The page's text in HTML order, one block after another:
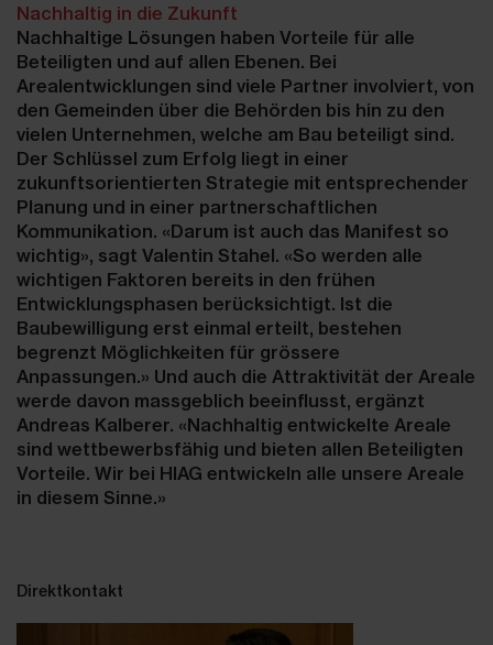
Nachhaltig in die Zukunft
Nachhaltige Lösungen haben Vorteile für alle
Beteiligten und auf allen Ebenen. Bei
Arealentwicklungen sind viele Partner involviert, von
den Gemeinden über die Behörden bis hin zu den
vielen Unternehmen, welche am Bau beteiligt sind.
Der Schlüssel zum Erfolg liegt in einer
zukunftsorientierten Strategie mit entsprechender
Planung und in einer partnerschaftlichen
Kommunikation. «Darum ist auch das Manifest so
wichtig», sagt Valentin Stahel. «So werden alle
wichtigen Faktoren bereits in den frühen
Entwicklungsphasen berücksichtigt. Ist die
Baubewilligung erst einmal erteilt, bestehen
begrenzt Möglichkeiten für grössere
Anpassungen.» Und auch die Attraktivität der Areale
werde davon massgeblich beeinflusst, ergänzt
Andreas Kalberer. «Nachhaltig entwickelte Areale
sind wettbewerbsfähig und bieten allen Beteiligten
Vorteile. Wir bei HIAG entwickeln alle unsere Areale
in diesem Sinne.»
Direktkontakt